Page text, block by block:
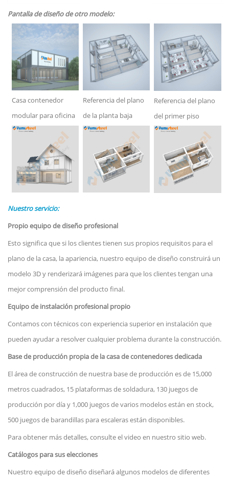
Pantalla de diseño de otro modelo:
Casa contenedor
modular para oficina
Referencia del plano
de la planta baja
Referencia del plano
del primer piso
Nuestro servicio:
Propio equipo de diseño profesional
Esto significa que si los clientes tienen sus propios requisitos para el
plano de la casa, la apariencia, nuestro equipo de diseño construirá un
modelo 3D y renderizará imágenes para que los clientes tengan una
mejor comprensión del producto final.
Equipo de instalación profesional propio
Contamos con técnicos con experiencia superior en instalación que
pueden ayudar a resolver cualquier problema durante la construcción.
Base de producción propia de la casa de contenedores dedicada
El área de construcción de nuestra base de producción es de 15,000
metros cuadrados, 15 plataformas de soldadura, 130 juegos de
producción por día y 1,000 juegos de varios modelos están en stock,
500 juegos de barandillas para escaleras están disponibles.
Para obtener más detalles, consulte el video en nuestro sitio web.
Catálogos para sus elecciones
Nuestro equipo de diseño diseñará algunos modelos de diferentes